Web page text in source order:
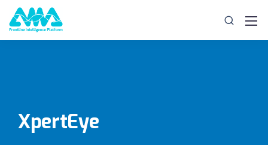
XpertEye